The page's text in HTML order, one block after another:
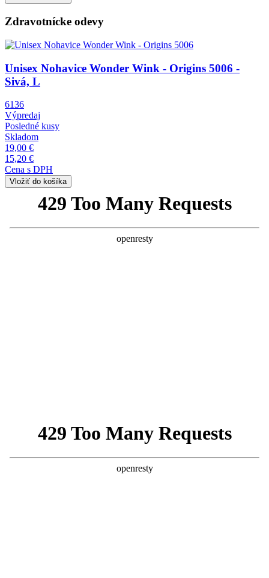
Zdravotnícke odevy
Obrázok
Unisex Nohavice Wonder Wink - Origins 5006 -
Sivá, L
6136
Výpredaj
Posledné kusy
Skladom
19,00 €
15,20 €
Cena s DPH